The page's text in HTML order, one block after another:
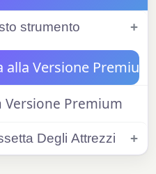
strumento
Versione Premium
Versione Premium
Degli Attrezzi